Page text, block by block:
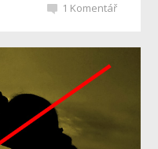
1 Komentář